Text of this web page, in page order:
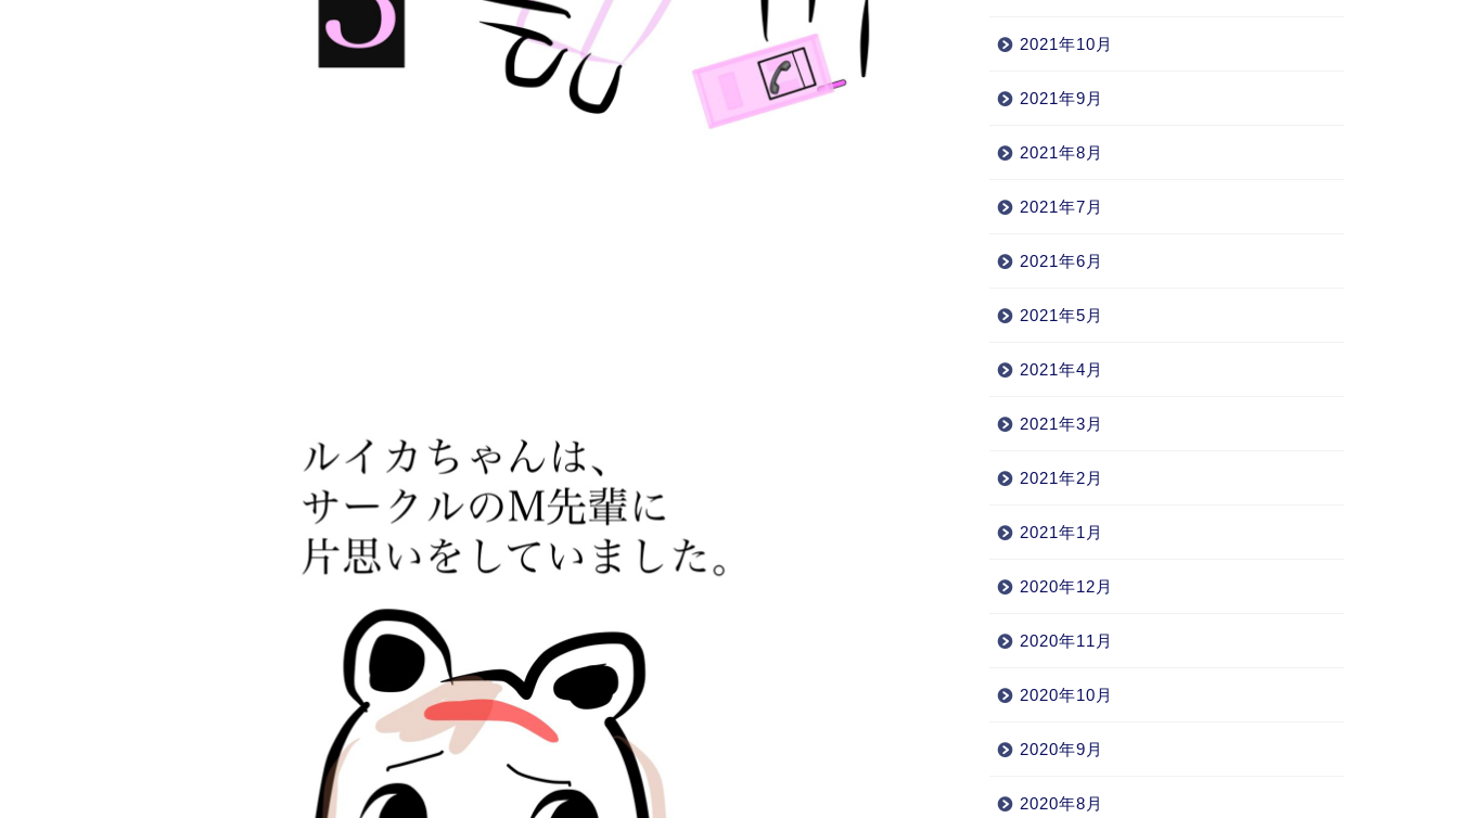
2021年10月
2021年9月
2021年8月
2021年7月
2021年6月
2021年5月
2021年4月
2021年3月
2021年2月
2021年1月
2020年12月
2020年11月
2020年10月
2020年9月
2020年8月